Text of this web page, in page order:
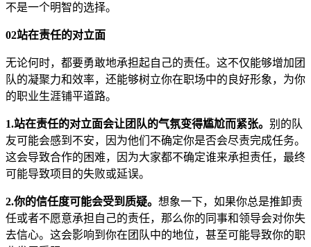
不是一个明智的选择。
02站在责任的对立面
无论何时，都要勇敢地承担起自己的责任。这不仅能够增加团
队的凝聚力和效率，还能够树立你在职场中的良好形象，为你
的职业生涯铺平道路。
1.站在责任的对立面会让团队的气氛变得尴尬而紧张。 别的队
友可能会感到不安，因为他们不确定你是否会尽责完成任务。
这会导致合作的困难，因为大家都不确定谁来承担责任，最终
可能导致项目的失败或延误。
2.你的信任度可能会受到质疑。 想象一下，如果你总是推卸责
任或者不愿意承担自己的责任，那么你的同事和领导会对你失
去信心。这会影响到你在团队中的地位，甚至可能导致你的职